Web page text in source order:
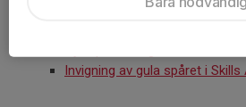
Invigning av gula spåret i Skills